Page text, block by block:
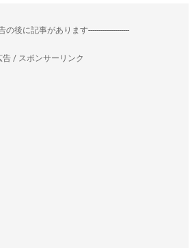
告の後に記事があります--------------------
告 / スポンサーリンク